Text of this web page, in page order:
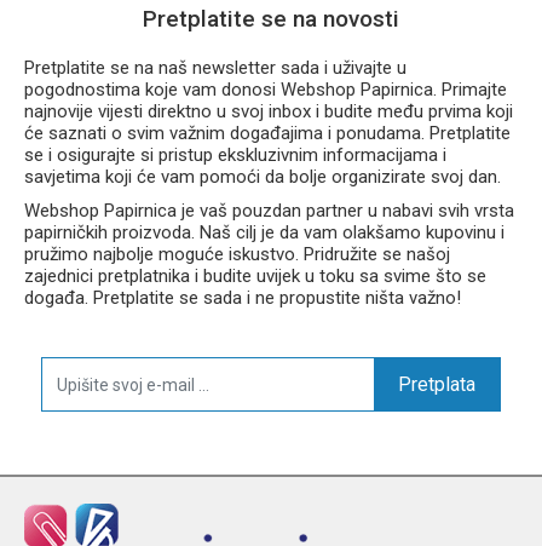
Službeno licencirani proizvod
funkcionalnosti, kvalitete i simpatičnog dizajna te će pomoći da
svi važni dokumenti uvijek budu uredno organizirani i zaštićeni.
Pretplatite se na novosti
Pretplatite se na naš newsletter sada i uživajte u
pogodnostima koje vam donosi Webshop Papirnica. Primajte
najnovije vijesti direktno u svoj inbox i budite među prvima koji
će saznati o svim važnim događajima i ponudama. Pretplatite
se i osigurajte si pristup ekskluzivnim informacijama i
savjetima koji će vam pomoći da bolje organizirate svoj dan.
Webshop Papirnica je vaš pouzdan partner u nabavi svih vrsta
papirničkih proizvoda. Naš cilj je da vam olakšamo kupovinu i
pružimo najbolje moguće iskustvo. Pridružite se našoj
zajednici pretplatnika i budite uvijek u toku sa svime što se
događa. Pretplatite se sada i ne propustite ništa važno!
Pretplata